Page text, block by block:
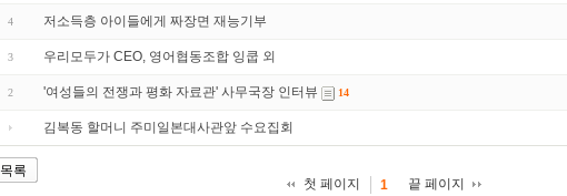
4 저소득층 아이들에게 짜장면 재능기부
3 우리모두가 CEO, 영어협동조합 잉쿱 외
2 '여성들의 전쟁과 평화 자료관' 사무국장 인터뷰 14
김복동 할머니 주미일본대사관앞 수요집회
목록
첫 페이지
1 끝 페이지